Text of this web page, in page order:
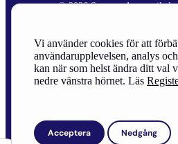
Vi använder cookies för att
användarupplevelsen, analys
kan när som helst ändra ditt val
nedre vänstra hörnet. Läs
Acceptera Nedgång
© 2026 Suomen
Site Credits